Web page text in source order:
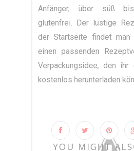
Anfänger, über süß
glutenfrei. Der lustige
der Startseite findet man
einen passenden
Verpackungsidee, den
kostenlos herunterladen
YOU MIGHT